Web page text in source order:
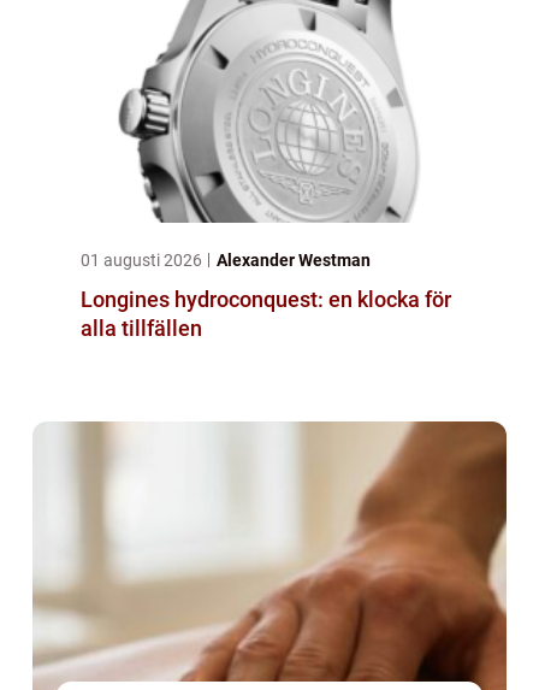
01 augusti 2026 Alexander Westman
Longines hydroconquest: en klocka för
alla tillfällen